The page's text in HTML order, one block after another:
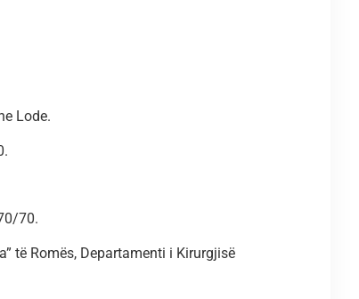
Lode.
70.
të Romës, Departamenti i Kirurgjisë